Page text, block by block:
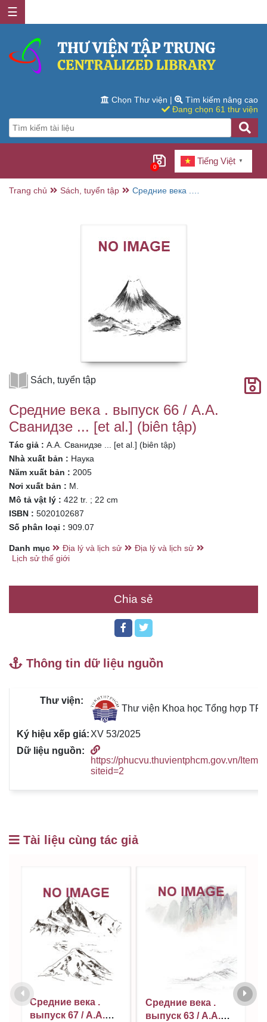
☰
Chọn Thư viện |
Tìm kiếm nâng cao
Đang chọn 61 thư viện
0
Tiếng Việt ▼
Trang chủ Sách, tuyển tập
Средние века .
Sách, tuyển tập
Средние века . выпуск 66 / А.А.
Сванидзе ... [et al.] (biên tập)
Tác giả : А.А. Сванидзе ... [et al.] (biên tập)
Nhà xuất bản : Наука
Năm xuất bản : 2005
Nơi xuất bản : М.
Mô tả vật lý : 422 tr. ; 22 cm
ISBN : 5020102687
Số phân loại : 909.07
Danh mục Địa lý và lịch sử
Địa lý và lịch sử
Lịch sử thế giới
Chia sẻ
Thông tin dữ liệu nguồn
Thư viện Khoa học Tổng hợp
XV 53/2025
https://phucvu.thuvientphcm.gov.vn/Item/
siteid=2
Tài liệu cùng tác giả
Средние века .
выпуск 67 / А.А.
Средние века .
выпуск 63 / А.А.